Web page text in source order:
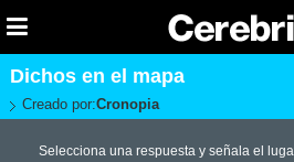
Dichos en el mapa
Creado por:Cronopia
Selecciona una respuesta y señala el